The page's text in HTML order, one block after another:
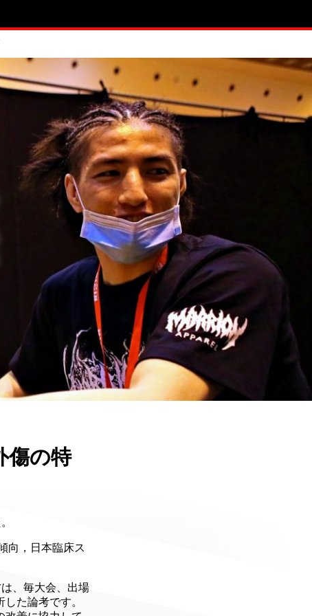
傷の特
向，日本臨床ス
、毎大会、出場
た論考です。